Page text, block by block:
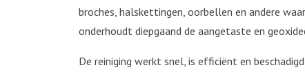
broches, halskettingen, oorbellen en andere
onderhoudt diepgaand de aangetaste en
De reiniging werkt snel, is efficiënt en